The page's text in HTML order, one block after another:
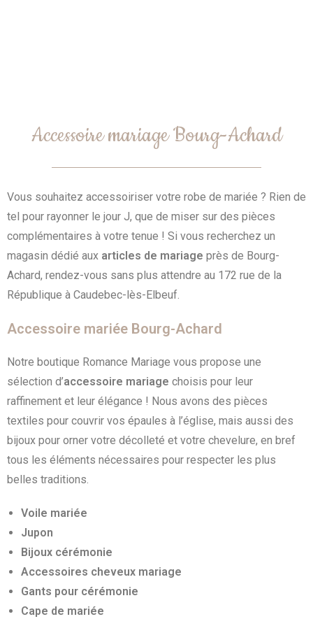
Accessoire mariage Bourg-Achard
Vous souhaitez accessoiriser votre robe de mariée ? Rien de
tel pour rayonner le jour J, que de miser sur des pièces
complémentaires à votre tenue ! Si vous recherchez un
magasin dédié aux articles de mariage près de Bourg-
Achard, rendez-vous sans plus attendre au 172 rue de la
République à Caudebec-lès-Elbeuf.
Accessoire mariée Bourg-Achard
Notre boutique Romance Mariage vous propose une
sélection d’accessoire mariage choisis pour leur
raffinement et leur élégance ! Nous avons des pièces
textiles pour couvrir vos épaules à l’église, mais aussi des
bijoux pour orner votre décolleté et votre chevelure, en bref
tous les éléments nécessaires pour respecter les plus
belles traditions.
Voile mariée
Jupon
Bijoux cérémonie
Accessoires cheveux mariage
Gants pour cérémonie
Cape de mariée